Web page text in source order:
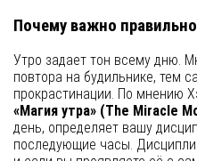
Почему важно
Утро задает тон всему дню.
повтора на будильнике, тем
прокрастинации. По мнению
«Магия утра» (The Miracle
день, определяет вашу
последующие часы.